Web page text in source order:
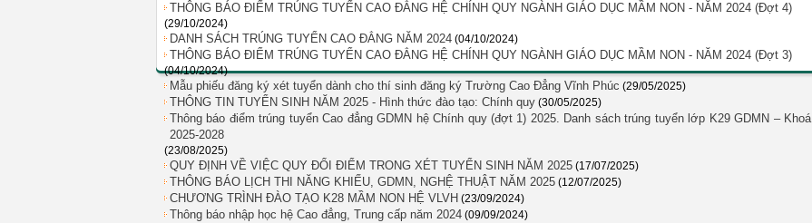
THÔNG BÁO ĐIỂM TRÚNG TUYỂN CAO ĐẲNG HỆ CHÍNH QUY NGÀNH GIÁO DỤC MẦM NON - NĂM 2024 (Đợt 4)
(29/10/2024)
DANH SÁCH TRÚNG TUYỂN CAO ĐẲNG NĂM 2024 (04/10/2024)
THÔNG BÁO ĐIỂM TRÚNG TUYỂN CAO ĐẲNG HỆ CHÍNH QUY NGÀNH GIÁO DỤC MẦM NON - NĂM 2024 (Đợt 3)
(04/10/2024)
Mẫu phiếu đăng ký xét tuyển dành cho thí sinh đăng ký Trường Cao Đẳng Vĩnh Phúc (29/05/2025)
THÔNG TIN TUYỂN SINH NĂM 2025 - Hình thức đào tạo: Chính quy (30/05/2025)
Thông báo điểm trúng tuyển Cao đẳng GDMN hệ Chính quy (đợt 1) 2025. Danh sách trúng tuyển lớp K29 GDMN – Khoá
2025-2028
(23/08/2025)
QUY ĐỊNH VỀ VIỆC QUY ĐỔI ĐIỂM TRONG XÉT TUYỂN SINH NĂM 2025 (17/07/2025)
THÔNG BÁO LỊCH THI NĂNG KHIẾU, GDMN, NGHỆ THUẬT NĂM 2025 (12/07/2025)
CHƯƠNG TRÌNH ĐÀO TẠO K28 MẦM NON HỆ VLVH (23/09/2024)
Thông báo nhập học hệ Cao đẳng, Trung cấp năm 2024 (09/09/2024)